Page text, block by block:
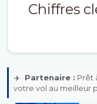
Chiffres
✈️ Partenaire : Prêt
votre vol au meilleur